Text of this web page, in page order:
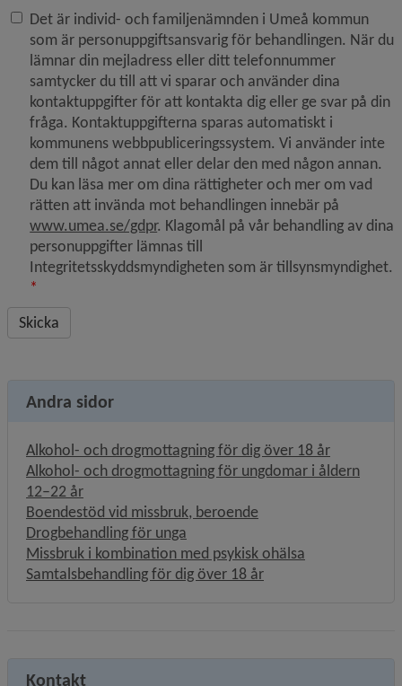
Det är individ- och familjenämnden i Umeå kommun
som är personuppgiftsansvarig för behandlingen. När du
lämnar din mejladress eller ditt telefonnummer
samtycker du till att vi sparar och använder dina
kontaktuppgifter för att kontakta dig eller ge svar på din
fråga. Kontaktuppgifterna sparas automatiskt i
kommunens webbpubliceringssystem. Vi använder inte
dem till något annat eller delar den med någon annan.
Du kan läsa mer om dina rättigheter och mer om vad
rätten att invända mot behandlingen innebär på
www.umea.se/gdpr. Klagomål på vår behandling av dina
personuppgifter lämnas till
Integritetsskyddsmyndigheten som är tillsynsmyndighet.
*
Andra sidor
Alkohol- och drogmottagning för dig över 18 år
Alkohol- och drogmottagning för ungdomar i åldern
12–22 år
Boendestöd vid missbruk, beroende
Drogbehandling för unga
Missbruk i kombination med psykisk ohälsa
Samtalsbehandling för dig över 18 år
Kontakt